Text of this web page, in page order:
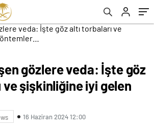
gözlere veda: İşte göz
ve şişkinliğine iyi gelen
16 Haziran 2024 12:00